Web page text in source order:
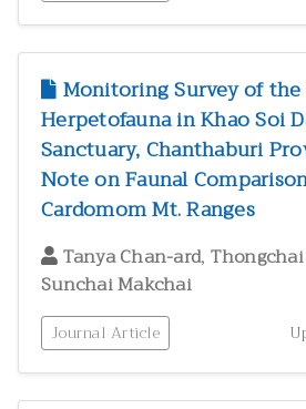
Monitoring Survey of
Herpetofauna in Khao Soi
Sanctuary, Chanthaburi
Note on Faunal
Cardomom Mt. Ranges
Tanya Chan-ard,
Sunchai Makchai
Journal Article